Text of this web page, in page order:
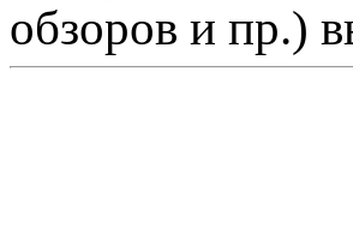
обзоров и пр.)